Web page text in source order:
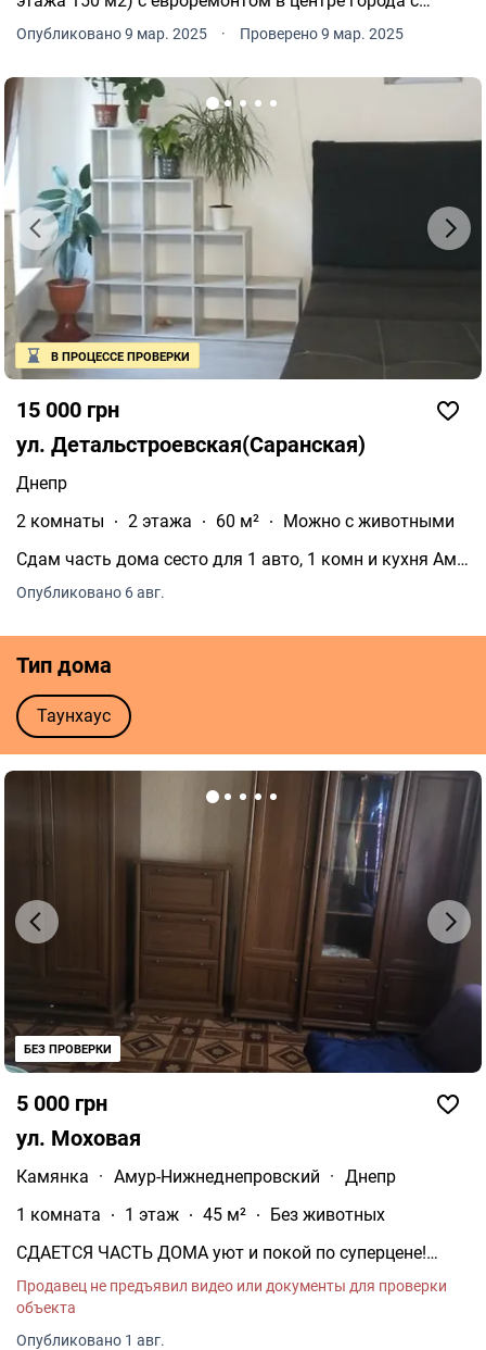
мебелью и техникой. 3-й этаж не сдается. Дом состоит
из: 1-й этаж кухня-гостиная, санузел, коридор.
Опубликовано 9 мар. 2025 · Проверено 9 мар. 2025
15 000 грн
ул. Детальстроевская(Саранская)
Днепр
2 комнаты
2 этажа 60 м²
Можно с животными
Сдам часть дома сесто для 1 авто, 1 комн и кухня Амд
райлн.
Опубликовано 6 авг.
В ПРОЦЕССЕ ПРОВЕРКИ
Тип дома
Таунхаус
5 000 грн
ул. Моховая
Камянка · Амур-Нижнеднепровский · Днепр
1 комната
1 этаж 45 м²
Без животных
СДАЕТСЯ ЧАСТЬ ДОМА уют и покой по суперцене!
Продавец не предъявил видео или документы для проверки
объекта
Опубликовано 1 авг.
ВИДЕО
БЕЗ ПРОВЕРКИ